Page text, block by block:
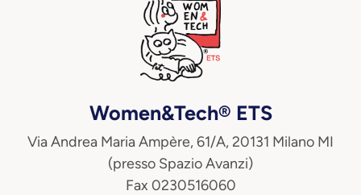
Women&Tech® ETS
Via Andrea Maria Ampère, 61/A, 20131 Milano MI
(presso Spazio Avanzi)
Fax 0230516060